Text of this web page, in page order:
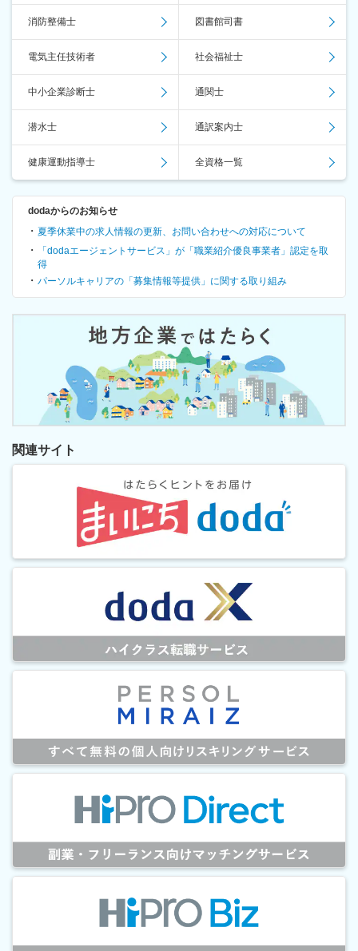
消防整備士 図書館司書
電気主任技術者 社会福祉士
中小企業診断士 通関士
潜水士 通訳案内士
健康運動指導士 全資格一覧
dodaからのお知らせ
夏季休業中の求人情報の更新、お問い合わせへの対応について
「dodaエージェントサービス」が「職業紹介優良事業者」認定を取
得
パーソルキャリアの「募集情報等提供」に関する取り組み
関連サイト